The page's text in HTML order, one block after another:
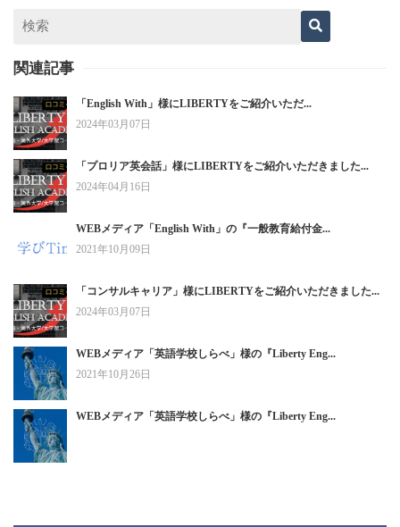
関連記事
「English With」様にLIBERTYをご紹介いただ...
2024年03月07日
「プロリア英会話」様にLIBERTYをご紹介いただきました...
2024年04月16日
WEBメディア「English With」の『一般教育給付金...
2021年10月09日
「コンサルキャリア」様にLIBERTYをご紹介いただきました...
2024年03月07日
WEBメディア「英語学校しらべ」様の『Liberty Eng...
2021年10月26日
WEBメディア「英語学校しらべ」様の『Liberty Eng...